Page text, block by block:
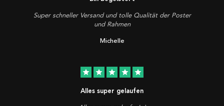
Super schneller Versand und tolle Qualität der Poster
und Rahmen
Michelle
star star star star star
Alles super gelaufen